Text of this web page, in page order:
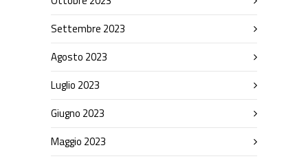
Settembre 2023
Agosto 2023
Luglio 2023
Giugno 2023
Maggio 2023